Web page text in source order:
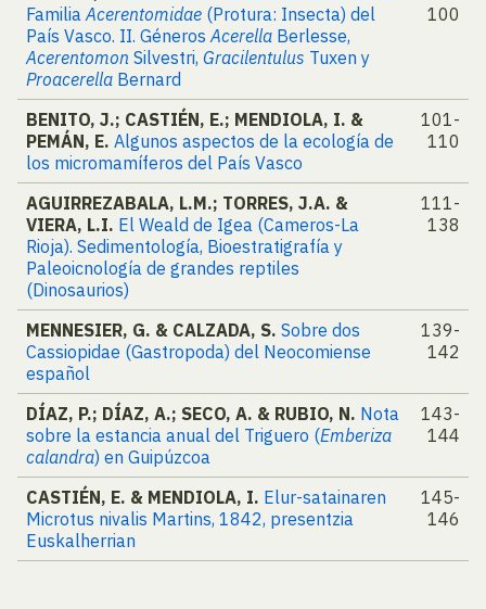
FamiliaAcerentomidae (Protura: Insecta) del
País Vasco. II. GénerosAcerella Berlesse,
Acerentomon Silvestri, Gracilentulus Tuxen y
Proacerella Bernard
100
BENITO, J.; CASTIÉN, E.; MENDIOLA, I. &
PEMÁN, E. Algunos aspectos de la ecología de
los micromamíferos del País Vasco
101-
110
AGUIRREZABALA, L.M.; TORRES, J.A. &
VIERA, L.I. El Weald de Igea (Cameros-La
Rioja). Sedimentología, Bioestratigrafía y
Paleoicnología de grandes reptiles
(Dinosaurios)
111-
138
MENNESIER, G. & CALZADA, S. Sobre dos
Cassiopidae (Gastropoda) del Neocomiense
español
139-
142
DÍAZ, P.; DÍAZ, A.; SECO, A. & RUBIO, N. Nota
sobre la estancia anual del Triguero (Emberiza
calandra) en Guipúzcoa
143-
144
CASTIÉN, E. & MENDIOLA, I. Elur-satainaren
Microtus nivalis Martins, 1842, presentzia
Euskalherrian
145-
146